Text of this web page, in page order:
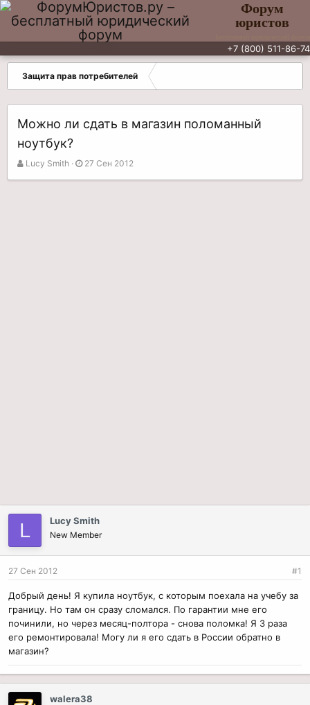
Форум
юристов
+7 (800) 511-86-74
Защита прав потребителей
Можно ли сдать в магазин поломанный
ноутбук?
АLucy Smith
Д
27 Сен 2012
L Lucy Smith
New Member
27 Сен 2012 #1
Добрый день! Я купила ноутбук, с которым поехала на учебу за
границу. Но там он сразу сломался. По гарантии мне его
починили, но через месяц-полтора - снова поломка! Я 3 раза
его ремонтировала! Могу ли я его сдать в России обратно в
магазин?
walera38